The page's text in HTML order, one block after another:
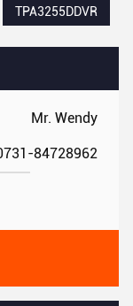
Mr. Wendy
84728962
TPA3255DDVR